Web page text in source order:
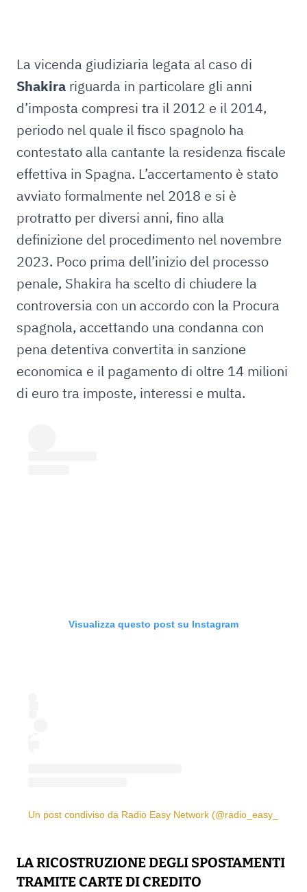
La vicenda giudiziaria legata al caso di
Shakira riguarda in particolare gli anni
d’imposta compresi tra il 2012 e il 2014,
periodo nel quale il fisco spagnolo ha
contestato alla cantante la residenza fiscale
effettiva in Spagna. L’accertamento è stato
avviato formalmente nel 2018 e si è
protratto per diversi anni, fino alla
definizione del procedimento nel novembre
2023. Poco prima dell’inizio del processo
penale, Shakira ha scelto di chiudere la
controversia con un accordo con la Procura
spagnola, accettando una condanna con
pena detentiva convertita in sanzione
economica e il pagamento di oltre 14 milioni
di euro tra imposte, interessi e multa.
Visualizza questo post su Instagram
Un post condiviso da Radio Easy Network
LA RICOSTRUZIONE DEGLI SPOSTAMENTI
TRAMITE CARTE DI CREDITO